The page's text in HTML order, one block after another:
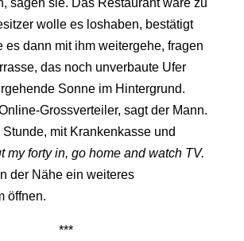
sagen sie. Das Restaurant wäre zu
wolle es loshaben, bestätigt
es dann mit ihm weitergehe, fragen
das noch unverbaute Ufer
Sonne im Hintergrund.
Grossverteiler, sagt der Mann.
Stunde, mit Krankenkasse und
my forty in, go home and watch TV.
der Nähe ein weiteres
öffnen.
***